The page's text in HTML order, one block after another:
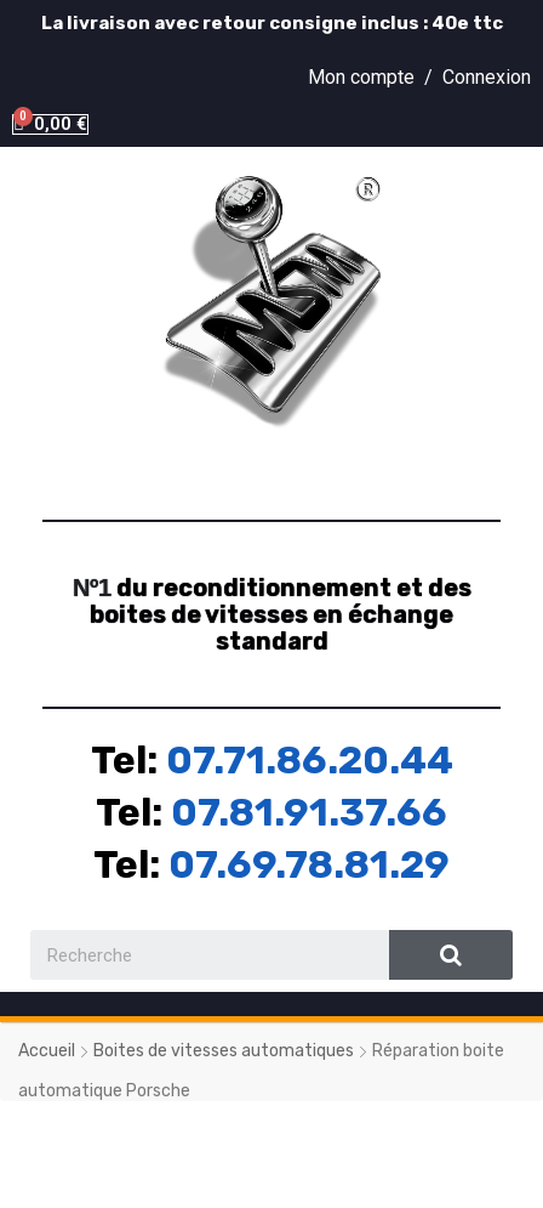
La livraison avec retour consigne inclus : 40e ttc
Mon compte / Connexion
0,00 €
Nº1du reconditionnement et des
boites de vitesses en échange
standard
Tel: 07.71.86.20.44
Tel: 07.81.91.37.66
Tel: 07.69.78.81.29
Accueil Boites de vitesses automatiques
Réparation boite
automatique Porsche